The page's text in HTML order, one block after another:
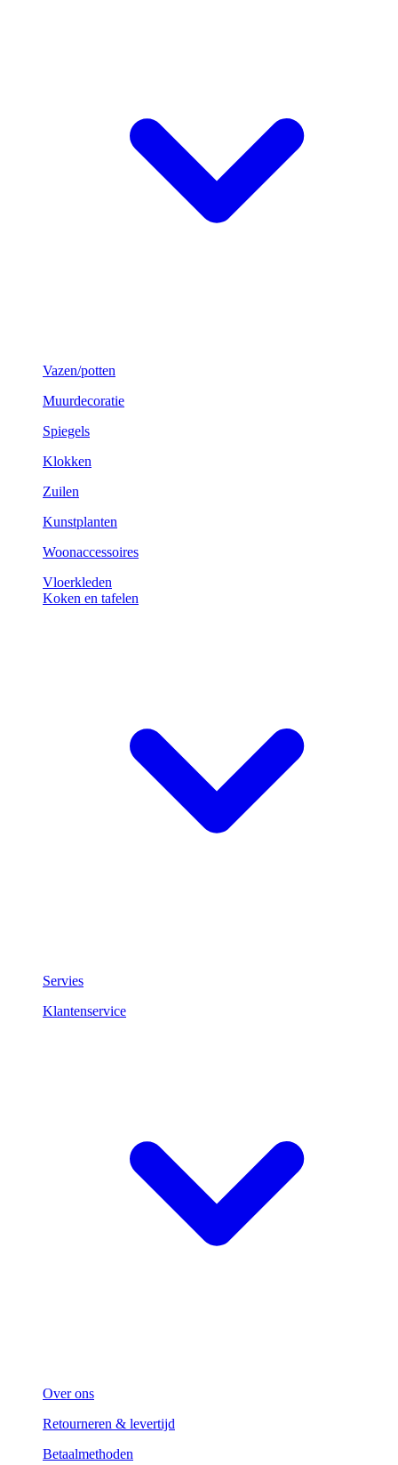
Vazen/potten
Muurdecoratie
Spiegels
Klokken
Zuilen
Kunstplanten
Woonaccessoires
Vloerkleden
Koken en tafelen
Servies
Klantenservice
Over ons
Retourneren & levertijd
Betaalmethoden